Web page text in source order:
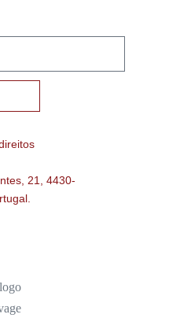
21, 4430-